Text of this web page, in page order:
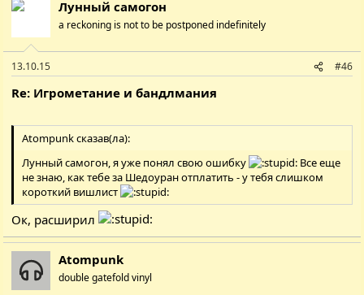
Лунный самогон
a reckoning is not to be postponed indefinitely
13.10.15 #46
Re: Игрометание и бандлмания
Atompunk сказав(ла):
Лунный самогон, я уже понял свою ошибку
Все еще
не знаю, как тебе за Шедоуран отплатить - у тебя слишком
короткий вишлист
Ок, расширил
Atompunk
double gatefold vinyl